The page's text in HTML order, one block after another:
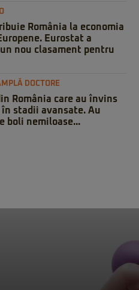
România la economia
Eurostat a
nou clasament pentru
DOCTORE
România care au învins
în stadii avansate. Au
boli nemiloase...